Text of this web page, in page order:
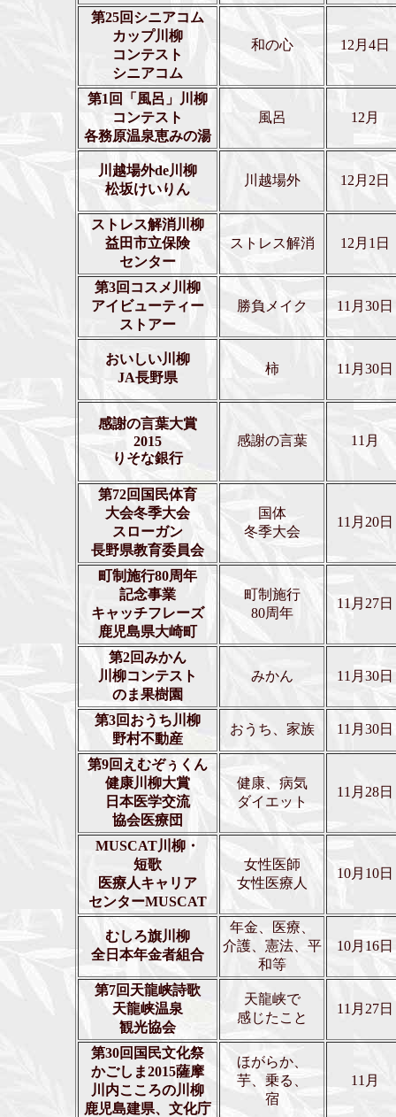
第25回シニアコム
カップ川柳
コンテスト
シニアコム
和の心 12月4日
第1回「風呂」川柳
コンテスト
各務原温泉恵みの湯
風呂 12月
川越場外de川柳
松坂けいりん
川越場外 12月2日
ストレス解消川柳
益田市立保険
センター
ストレス解消 12月1日
第3回コスメ川柳
アイビューティー
ストアー
勝負メイク 11月30日
おいしい川柳
JA長野県
柿 11月30日
感謝の言葉大賞
2015
りそな銀行
感謝の言葉 11月
第72回国民体育
大会冬季大会
スローガン
長野県教育委員会
国体
冬季大会
11月20日
町制施行80周年
記念事業
キャッチフレーズ
鹿児島県大崎町
町制施行
80周年
11月27日
第2回みかん
川柳コンテスト
のま果樹園
みかん 11月30日
第3回おうち川柳
野村不動産
おうち、家族 11月30日
第9回えむぞぅくん
健康川柳大賞
日本医学交流
協会医療団
健康、病気
ダイエット
11月28日
MUSCAT川柳・
短歌
医療人キャリア
センターMUSCAT
女性医師
女性医療人
10月10日
むしろ旗川柳
全日本年金者組合
年金、医療、
介護、憲法、平
和等
10月16日
第7回天龍峡詩歌
天龍峡温泉
観光協会
天龍峡で
感じたこと
11月27日
第30回国民文化祭
かごしま2015薩摩
川内こころの川柳
鹿児島建県、文化庁
ほがらか、
芋、乗る、
宿
11月